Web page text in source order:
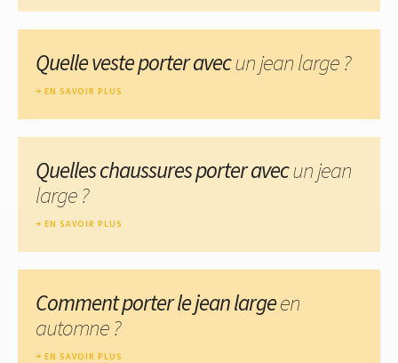
Quelle veste porter avecun jean large ?
EN SAVOIR PLUS
Quelles chaussures porter avecun jean
large ?
EN SAVOIR PLUS
Comment porter le jean largeen
automne ?
EN SAVOIR PLUS